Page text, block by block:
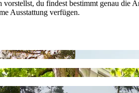
du findest bestimmt genau die
Ausstattung verfügen.